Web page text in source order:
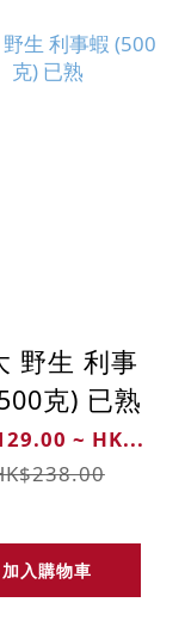
野生 利事
克) 已熟
~ HK...
加入購物車